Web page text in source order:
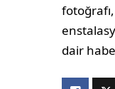
dair